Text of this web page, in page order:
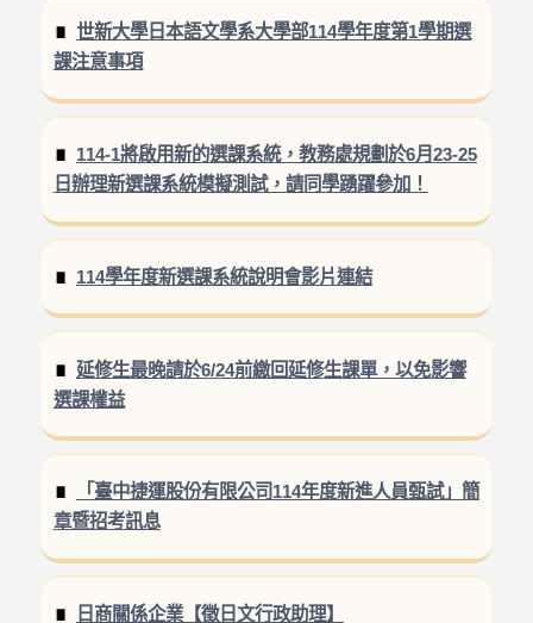
世新大學日本語文學系大學部114學年度第1學期選
課注意事項
114-1將啟用新的選課系統，教務處規劃於6月23-25
日辦理新選課系統模擬測試，請同學踴躍參加！
114學年度新選課系統說明會影片連結
延修生最晚請於6/24前繳回延修生課單，以免影響
選課權益
「臺中捷運股份有限公司114年度新進人員甄試」簡
章暨招考訊息
日商關係企業【徵日文行政助理】